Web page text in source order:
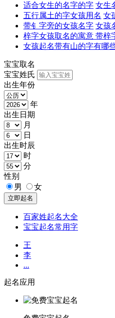
适合女生的名字的字 女生
五行属土的字女孩用名 女
带钅字旁的女孩名字 女孩
梓字女孩取名的寓意 带梓
女孩起名带有山的字有哪
宝宝取名
宝宝姓氏
出生年份
年
出生日期
月
日
出生时辰
时
分
性别
男
女
百家姓起名大全
宝宝起名常用字
王
李
...
起名应用